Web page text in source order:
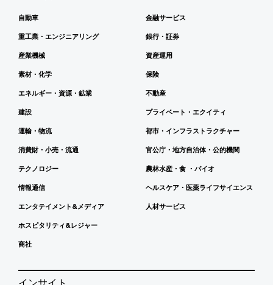
自動車
重工業・エンジニアリング
産業機械
素材・化学
エネルギー・資源・鉱業
建設
運輸・物流
消費財・小売・流通
テクノロジー
情報通信
エンタテイメント&メディア
ホスピタリティ&レジャー
商社
金融サービス
銀行・証券
資産運用
保険
不動産
プライベート・エクイティ
都市・インフラストラクチャー
官公庁・地方自治体・公的機関
農林水産・食 ・バイオ
ヘルスケア・医薬ライフサイエンス
人材サービス
インサイト